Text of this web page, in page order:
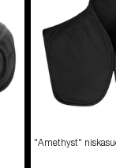
"Amethyst"